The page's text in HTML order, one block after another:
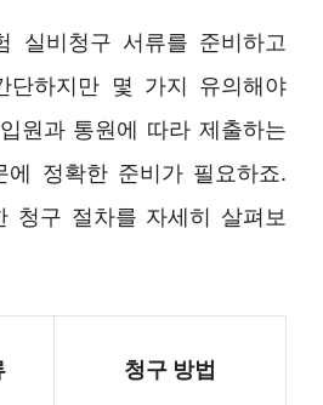
실비청구 서류를 준비하고
단하지만 몇 가지 유의해야
원과 통원에 따라 제출하는
에 정확한 준비가 필요하죠.
청구 절차를 자세히 살펴보
청구 방법